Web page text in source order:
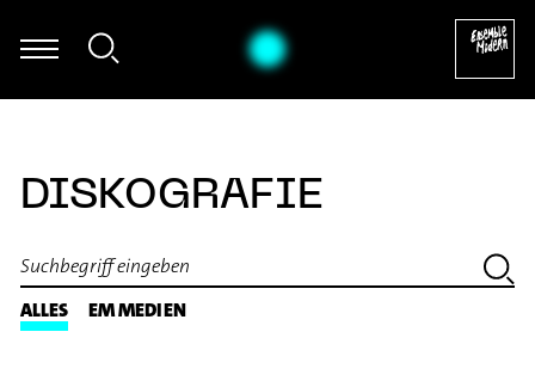
Thomas Mittler - György Ligeti:
DISKOGRAFIE
ALLES EM MEDIEN